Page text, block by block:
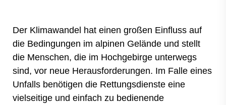
Der Klimawandel hat einen großen Einfluss auf
die Bedingungen im alpinen Gelände und stellt
die Menschen, die im Hochgebirge unterwegs
sind, vor neue Herausforderungen. Im Falle eines
Unfalls benötigen die Rettungsdienste eine
vielseitige und einfach zu bedienende